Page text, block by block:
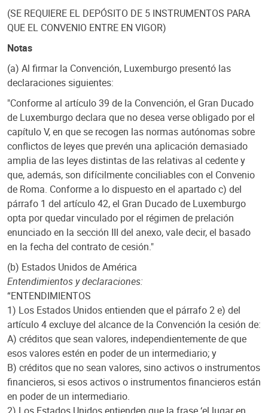
(SE REQUIERE EL DEPÓSITO DE 5 INSTRUMENTOS PARA
QUE EL CONVENIO ENTRE EN VIGOR)
Notas
(a) Al firmar la Convención, Luxemburgo presentó las
declaraciones siguientes:
"Conforme al artículo 39 de la Convención, el Gran Ducado
de Luxemburgo declara que no desea verse obligado por el
capítulo V, en que se recogen las normas autónomas sobre
conflictos de leyes que prevén una aplicación demasiado
amplia de las leyes distintas de las relativas al cedente y
que, además, son difícilmente conciliables con el Convenio
de Roma. Conforme a lo dispuesto en el apartado c) del
párrafo 1 del artículo 42, el Gran Ducado de Luxemburgo
opta por quedar vinculado por el régimen de prelación
enunciado en la sección III del anexo, vale decir, el basado
en la fecha del contrato de cesión."
(b) Estados Unidos de América
Entendimientos y declaraciones:
“ENTENDIMIENTOS
1) Los Estados Unidos entienden que el párrafo 2 e) del
artículo 4 excluye del alcance de la Convención la cesión de:
A) créditos que sean valores, independientemente de que
esos valores estén en poder de un intermediario; y
B) créditos que no sean valores, sino activos o instrumentos
financieros, si esos activos o instrumentos financieros están
en poder de un intermediario.